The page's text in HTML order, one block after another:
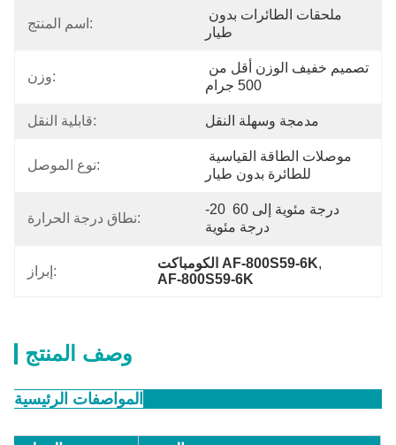
اسم المنتج:
طيار
وزن:
500 جرام
قابلية النقل: مدمجة وسهلة النقل
نوع الموصل:
للطائرة بدون طيار
نطاق درجة الحرارة:
-20 درجة مئوية إلى 60
درجة مئوية
إبراز:
الكومباكت AF-800S59-6K,
AF-800S59-6K
وصف المنتج
المواصفات الرئيسية